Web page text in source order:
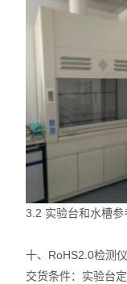
3.2 实验台和水槽参
十、RoHS2.0检测
交货条件：实验台